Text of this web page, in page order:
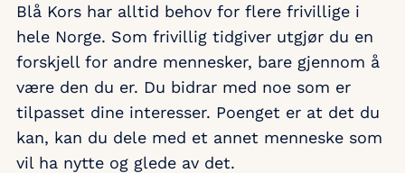
Blå Kors har alltid behov for flere frivillige i
hele Norge. Som frivillig tidgiver utgjør du en
forskjell for andre mennesker, bare gjennom å
være den du er. Du bidrar med noe som er
tilpasset dine interesser. Poenget er at det du
kan, kan du dele med et annet menneske som
vil ha nytte og glede av det.